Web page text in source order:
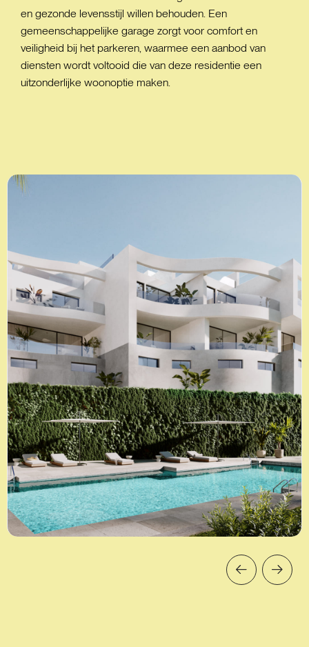
en gezonde levensstijl willen behouden. Een
gemeenschappelijke garage zorgt voor comfort en
veiligheid bij het parkeren, waarmee een aanbod van
diensten wordt voltooid die van deze residentie een
uitzonderlijke woonoptie maken.